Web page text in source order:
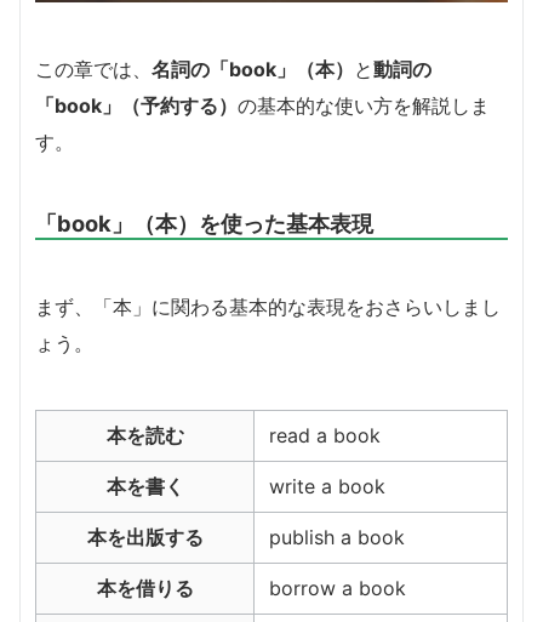
この章では、 名詞の「book」（本） と動詞の
「book」（予約する） の基本的な使い方を解説しま
す。
「book」（本）を使った基本表現
まず、「本」に関わる基本的な表現をおさらいしまし
ょう。
本を読む read a book
本を書く write a book
本を出版する publish a book
本を借りる borrow a book